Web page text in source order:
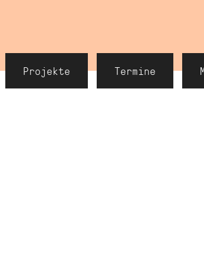
Header
Navigation
Projekte Termine